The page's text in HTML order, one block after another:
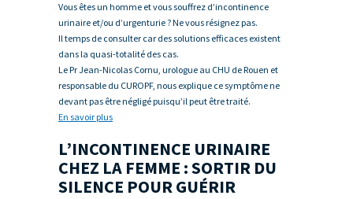
Vous êtes un homme et vous souffrez d’incontinence
urinaire et/ou d’urgenturie ? Ne vous résignez pas.
Il temps de consulter car des solutions efficaces existent
dans la quasi-totalité des cas.
Le Pr Jean-Nicolas Cornu, urologue au CHU de Rouen et
responsable du CUROPF, nous explique ce symptôme ne
devant pas être négligé puisqu’il peut être traité.
En savoir plus
L’INCONTINENCE URINAIRE
CHEZ LA FEMME : SORTIR DU
SILENCE POUR GUÉRIR